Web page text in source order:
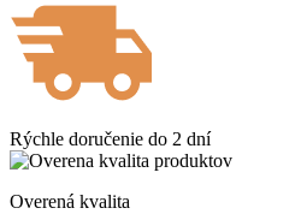
umývačky
riadu
Platinum
Lemon
75
Rýchle doručenie do 2 dní
Overená kvalita